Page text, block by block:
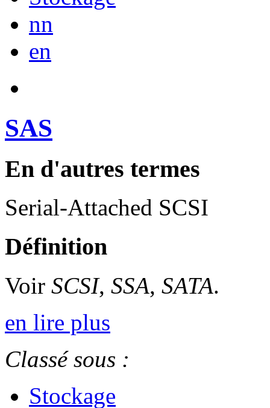
nn
en
SAS
En d'autres termes
Serial-Attached SCSI
Définition
Voir SCSI, SSA, SATA.
en lire plus
Classé sous :
Stockage